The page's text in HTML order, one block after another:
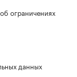
ограничениях
данных